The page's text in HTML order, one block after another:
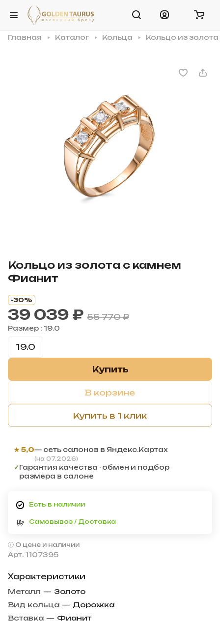
Главная Каталог Кольца Кольцо из
Кольцо из золота с камнем
Фианит
Арт. 1107395
Характеристики
Металл — Золото
Вид кольца — Дорожка
Вставка — Фианит
-30%
39 039 ₽ 55 770 ₽
Размер : 19.0
19.0
Купить
В корзине
Купить в 1 клик
★ 5,0— сеть салонов в Яндекс.Картах
(на 07.2026)
✓Гарантия качества · обмен и подбор
размера в салоне
Есть в наличии
Самовывоз / Доставка
О цене и наличии